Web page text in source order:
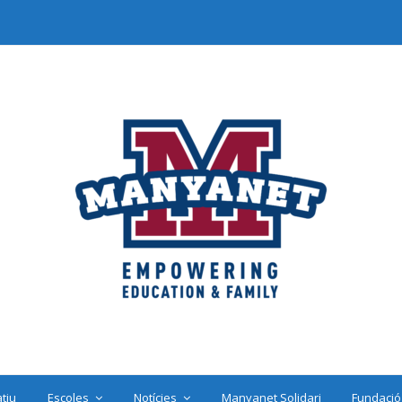
Escoles Notícies Manyanet Solidari Fundació